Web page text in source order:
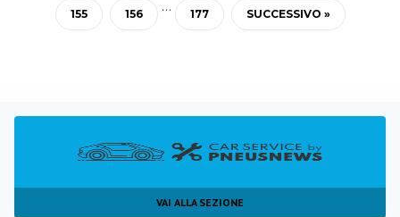
155 156
…
177 SUCCESSIVO »
VAI ALLA SEZIONE